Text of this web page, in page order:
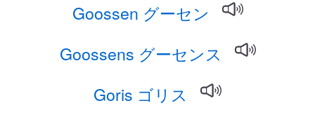
Goossen グーセン
Goossens グーセンス
Goris ゴリス